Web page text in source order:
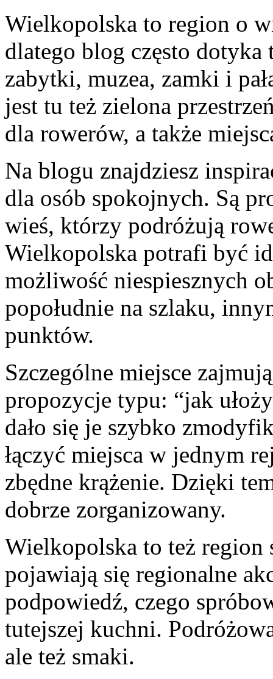
Wielkopolska to region o
dlatego blog często
zabytki, muzea, zamki i
jest tu też zielona
dla rowerów, a także
Na blogu znajdziesz
dla osób spokojnych. Są
wieś, którzy podróżują
Wielkopolska potrafi być
możliwość niespiesznych
popołudnie na szlaku,
punktów.
Szczególne miejsce
propozycje typu: “jak
dało się je szybko
łączyć miejsca w jednym
zbędne krążenie. Dzięki
dobrze zorganizowany.
Wielkopolska to też region
pojawiają się regionalne
podpowiedź, czego
tutejszej kuchni.
ale też smaki.